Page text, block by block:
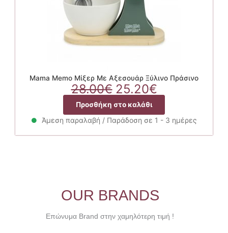
Mama Memo Μίξερ Με Αξεσουάρ Ξύλινο Πράσινο
28.00€ Original
price
was:
28.00€.
25.20€Η
τρέχουσα
τιμή
είναι:
25.20€.
Προσθήκη στο καλάθι
Άμεση παραλαβή / Παράδοση σε 1 - 3 ημέρες
OUR BRANDS
Επώνυμα Brand στην χαμηλότερη τιμή !